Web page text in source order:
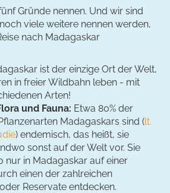
Gründe nennen. Und wir sind
viele weitere nennen werden,
nach Madagaskar
ist der einzige Ort der Welt,
in freier Wildbahn leben - mit
Arten!
und Fauna: Etwa 80% der
Madagaskars sind (lt.
) endemisch, das heißt, sie
sonst auf der Welt vor. Sie
nur in Madagaskar auf einer
einen der zahlreichen
Reservate entdecken.